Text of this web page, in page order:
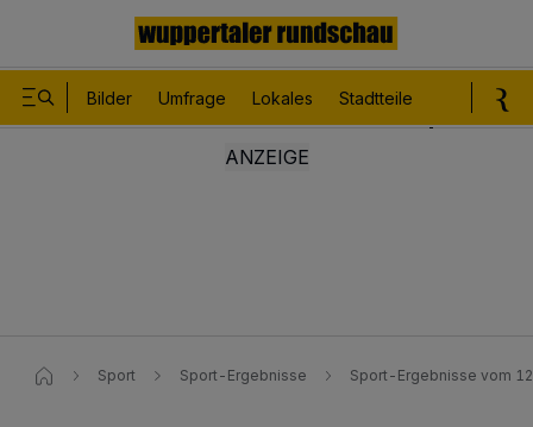
Bilder Umfrage Lokales Stadtteile
Sport Sport-Ergebnisse Sport-Ergebnisse vom